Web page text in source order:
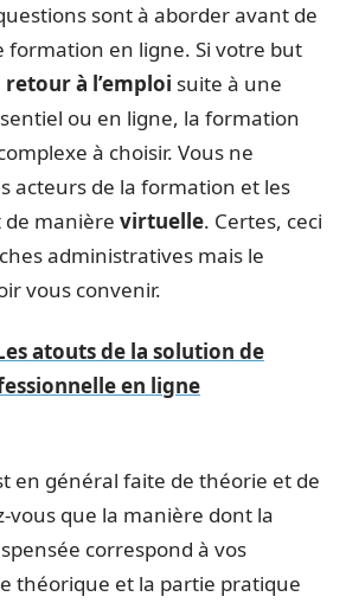
sont à aborder avant de
formation en ligne. Si votre but
retour à l’emploi suite à une
ou en ligne, la formation
à choisir. Vous ne
acteurs de la formation et les
de manière virtuelle. Certes, ceci
administratives mais le
vous convenir.
atouts de la solution de
en ligne
en général faite de théorie et de
vous que la manière dont la
correspond à vos
théorique et la partie pratique